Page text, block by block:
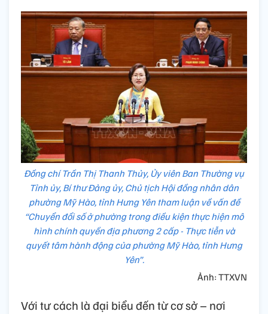
Đồng chí Trần Thị Thanh Thủy, Ủy viên Ban Thường vụ
Tỉnh ủy, Bí thư Đảng ủy, Chủ tịch Hội đồng nhân dân
phường Mỹ Hào, tỉnh Hưng Yên tham luận về vấn đề
“Chuyển đổi số ở phường trong điều kiện thực hiện mô
hình chính quyền địa phương 2 cấp - Thực tiễn và
quyết tâm hành động của phường Mỹ Hào, tỉnh Hưng
Yên”.
Ảnh: TTXVN
Với tư cách là đại biểu đến từ cơ sở – nơi